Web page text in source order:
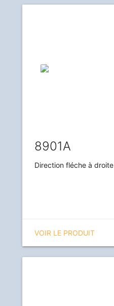
8901A
Direction fléche à droite
VOIR LE PRODUIT